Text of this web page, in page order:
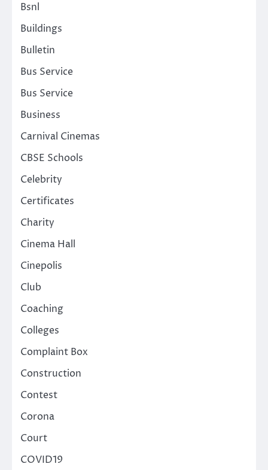
Bsnl
Buildings
Bulletin
Bus Service
Bus Service
Business
Carnival Cinemas
CBSE Schools
Celebrity
Certificates
Charity
Cinema Hall
Cinepolis
Club
Coaching
Colleges
Complaint Box
Construction
Contest
Corona
Court
COVID19